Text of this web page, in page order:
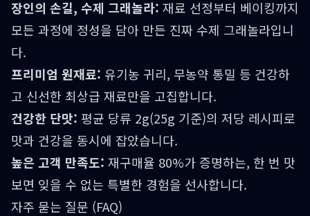
장인의 손길, 수제 그래놀라: 재료 선정부터 베이킹까지
모든 과정에 정성을 담아 만든 진짜 수제 그래놀라입니
다.
프리미엄 원재료: 유기농 귀리, 무농약 통밀 등 건강하
고 신선한 최상급 재료만을 고집합니다.
건강한 단맛: 평균 당류 2g(25g 기준)의 저당 레시피로
맛과 건강을 동시에 잡았습니다.
높은 고객 만족도: 재구매율 80%가 증명하는, 한 번 맛
보면 잊을 수 없는 특별한 경험을 선사합니다.
자주 묻는 질문 (FAQ)